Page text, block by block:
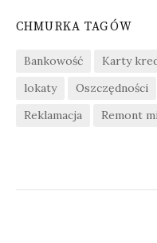
CHMURKA TAGÓW
Bankowość Karty
lokaty
Oszczędności
Reklamacja
Remont